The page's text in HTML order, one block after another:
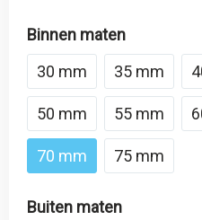
Binnen maten
30 mm
35 mm
50 mm 55 mm
70 mm 75 mm
Buiten maten